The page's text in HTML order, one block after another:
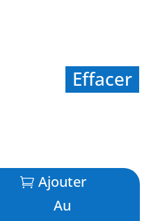
Effacer
Ajouter
Au